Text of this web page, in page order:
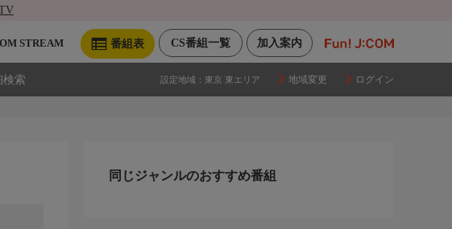
加入案内
CS番組一覧
番組表
STREAM
検索 設定地域： 東京 東エリア 地域変更 ログイン
同じジャンルのおすすめ番組